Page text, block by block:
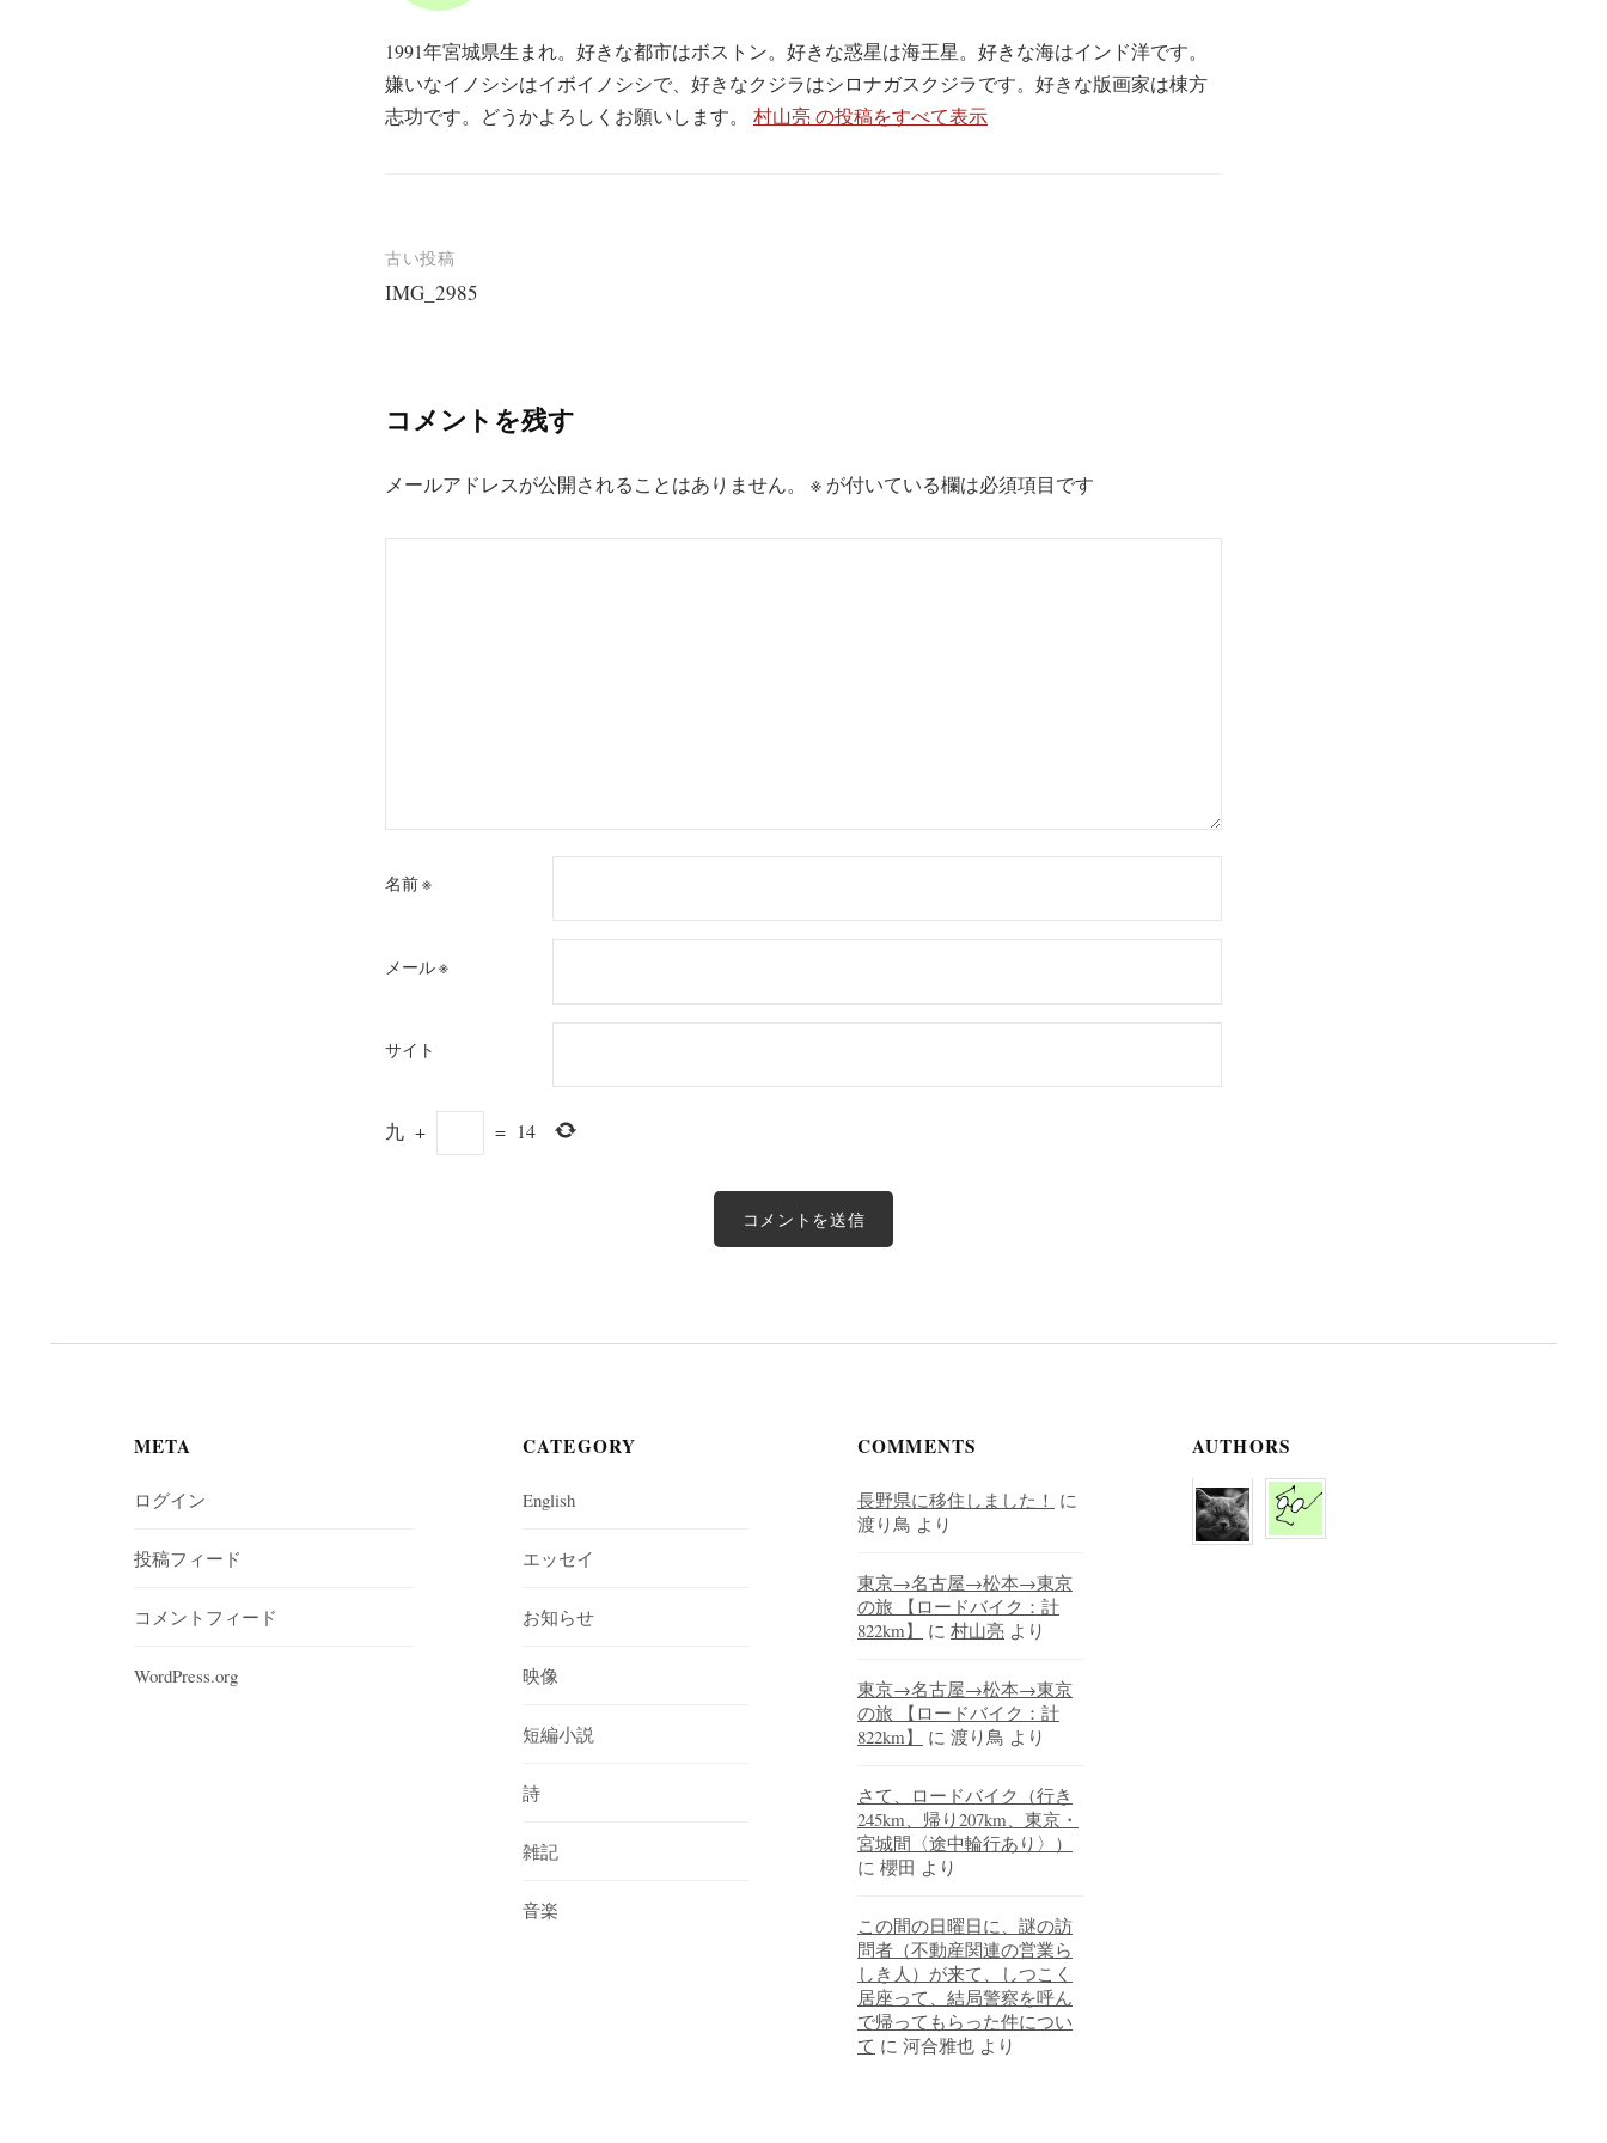
1991年宮城県生まれ。好きな都市はボストン。好きな惑星は海王星。好きな海はインド洋です。
嫌いなイノシシはイボイノシシで、好きなクジラはシロナガスクジラです。好きな版画家は棟方
志功です。どうかよろしくお願いします。 村山亮 の投稿をすべて表示
投
稿
ゲ
ー
古い投稿
IMG_2985
コメントを残す
メールアドレスが公開されることはありません。 ※ が付いている欄は必須項目です
名前※
メール※
サイト
九 + = 14
META
ログイン
投稿フィード
コメントフィード
WordPress.org
CATEGORY
English
エッセイ
お知らせ
映像
短編小説
詩
雑記
音楽
COMMENTS
長野県に移住しました！ に
渡り鳥 より
東京→名古屋→松本→東京
の旅 【ロードバイク：計
822km】
に 村山亮 より
東京→名古屋→松本→東京
の旅 【ロードバイク：計
822km】
に 渡り鳥 より
さて、ロードバイク（行き
245km、帰り207km、東京・
宮城間〈途中輪行あり〉）
に 櫻田 より
この間の日曜日に、謎の訪
問者（不動産関連の営業ら
しき人）が来て、しつこく
居座って、結局警察を呼ん
で帰ってもらった件につい
て に 河合雅也 より
AUTHORS